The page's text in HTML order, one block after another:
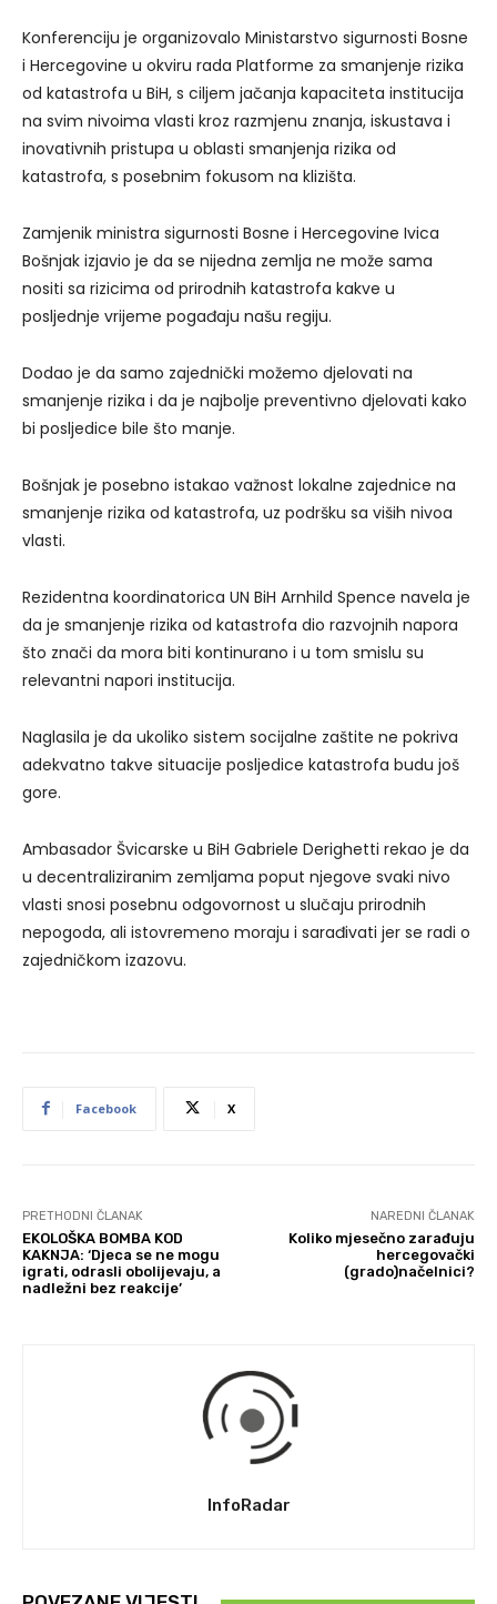
Konferenciju je organizovalo Ministarstvo sigurnosti Bosne
i Hercegovine u okviru rada Platforme za smanjenje rizika
od katastrofa u BiH, s ciljem jačanja kapaciteta institucija
na svim nivoima vlasti kroz razmjenu znanja, iskustava i
inovativnih pristupa u oblasti smanjenja rizika od
katastrofa, s posebnim fokusom na klizišta.
Zamjenik ministra sigurnosti Bosne i Hercegovine Ivica
Bošnjak izjavio je da se nijedna zemlja ne može sama
nositi sa rizicima od prirodnih katastrofa kakve u
posljednje vrijeme pogađaju našu regiju.
Dodao je da samo zajednički možemo djelovati na
smanjenje rizika i da je najbolje preventivno djelovati kako
bi posljedice bile što manje.
Bošnjak je posebno istakao važnost lokalne zajednice na
smanjenje rizika od katastrofa, uz podršku sa viših nivoa
vlasti.
Rezidentna koordinatorica UN BiH Arnhild Spence navela je
da je smanjenje rizika od katastrofa dio razvojnih napora
što znači da mora biti kontinurano i u tom smislu su
relevantni napori institucija.
Naglasila je da ukoliko sistem socijalne zaštite ne pokriva
adekvatno takve situacije posljedice katastrofa budu još
gore.
Ambasador Švicarske u BiH Gabriele Derighetti rekao je da
u decentraliziranim zemljama poput njegove svaki nivo
vlasti snosi posebnu odgovornost u slučaju prirodnih
nepogoda, ali istovremeno moraju i sarađivati jer se radi o
zajedničkom izazovu.
Facebook X
PRETHODNI ČLANAK
EKOLOŠKA BOMBA KOD
KAKNJA: ‘Djeca se ne mogu
igrati, odrasli obolijevaju, a
nadležni bez reakcije’
NAREDNI ČLANAK
Koliko mjesečno zarađuju
hercegovački
(grado)načelnici?
InfoRadar